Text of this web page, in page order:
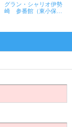
グラン・シャリオ伊勢
崎 参番館（東小保方